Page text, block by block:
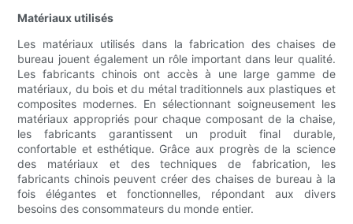
Matériaux utilisés
Les matériaux utilisés dans la fabrication des chaises de
bureau jouent également un rôle important dans leur qualité.
Les fabricants chinois ont accès à une large gamme de
matériaux, du bois et du métal traditionnels aux plastiques et
composites modernes. En sélectionnant soigneusement les
matériaux appropriés pour chaque composant de la chaise,
les fabricants garantissent un produit final durable,
confortable et esthétique. Grâce aux progrès de la science
des matériaux et des techniques de fabrication, les
fabricants chinois peuvent créer des chaises de bureau à la
fois élégantes et fonctionnelles, répondant aux divers
besoins des consommateurs du monde entier.